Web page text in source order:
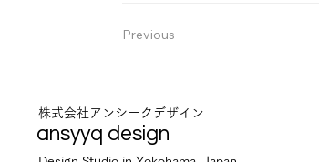
Previous
株式会社アンシークデザイン
ansyyq design